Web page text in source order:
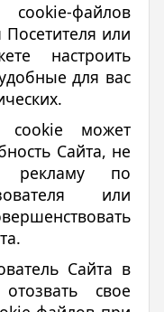
файлов
Посетителя или
настроить
для вас
cookie может
Сайта, не
рекламу по
или
Сайта в
свое